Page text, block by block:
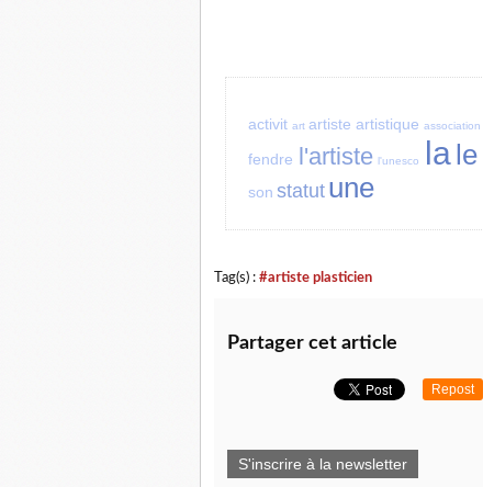
activit art artiste artistique association
fendre l'artiste l'unesco lale
son statut une
Tag(s) : #artiste plasticien
Partager cet article
Repost
S'inscrire à la newsletter